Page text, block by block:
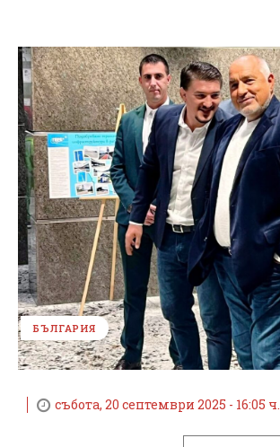
БЪЛГАРИЯ
събота, 20 септември 2025 - 16:05 ч.